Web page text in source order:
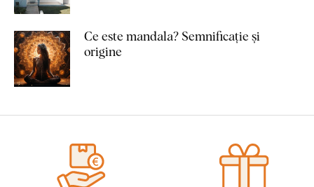
Ce este mandala? Semnificație și
origine